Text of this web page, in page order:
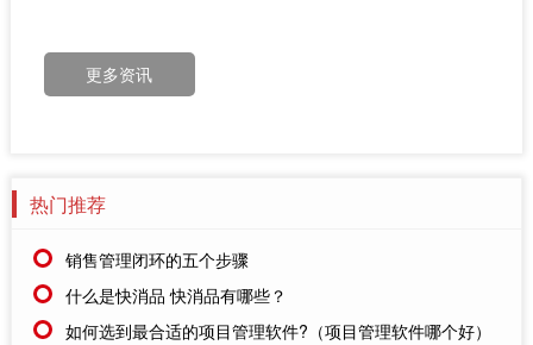
更多资讯
热门推荐
销售管理闭环的五个步骤
什么是快消品 快消品有哪些？
如何选到最合适的项目管理软件?（项目管理软件哪个好）